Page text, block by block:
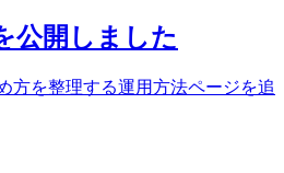
公開しました
方を整理する運用方法ページを追